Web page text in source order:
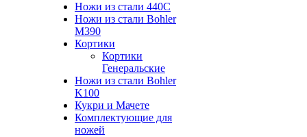
Ножи из стали 440С
Ножи из стали Bohler
M390
Кортики
Кортики
Генеральские
Ножи из стали Bohler
K100
Кукри и Мачете
Комплектующие для
ножей